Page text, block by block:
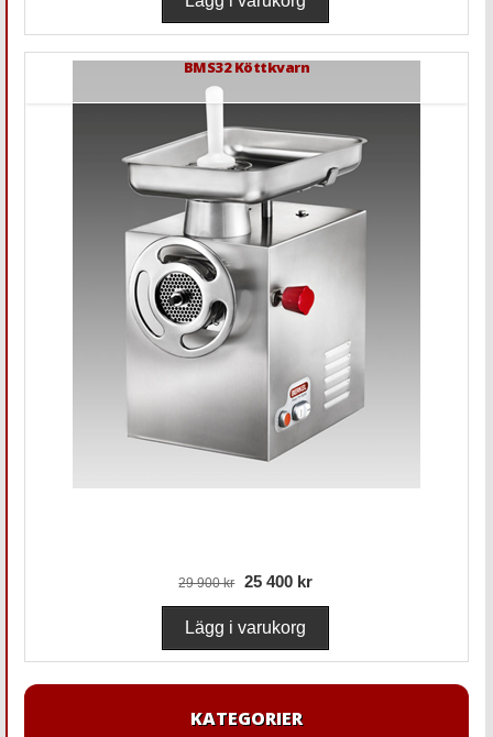
BMS32 Köttkvarn
29 900 kr 25 400 kr
KATEGORIER